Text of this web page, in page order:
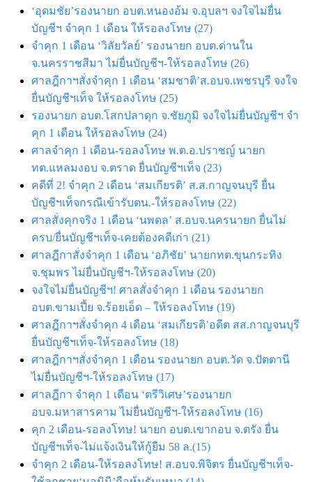
‘อุดมชัย’รองนายก อบต.หนองอ้ม จ.อุบลฯ จงใจไม่ยื่น
บัญชีฯ จำคุก 1 เดือน ให้รอลงโทษ (27)
จำคุก 1 เดือน ‘วิลัยวัลย์’ รองนายก อบต.ด่านใน
จ.นครราชสีมา ไม่ยื่นบัญชีฯ-ให้รอลงโทษ (26)
ศาลฎีกาฯสั่งจำคุก 1 เดือน ‘สมชาติ’ส.อบจ.เพชรบุรี จงใจ
ยื่นบัญชีฯเท็จ ให้รอลงโทษ (25)
รองนายก อบต.โสกปลาดุก จ.ชัยภูมิ จงใจไม่ยื่นบัญชีฯ จำ
คุก 1 เดือน ให้รอลงโทษ (24)
ศาลจำคุก 1 เดือน-รอลงโทษ พ.ต.อ.ปราชญ์ นายก
ทต.แหลมงอบ จ.ตราด ยื่นบัญชีฯเท็จ (23)
คดีที่ 2! จำคุก 2 เดือน ‘สมเกียรติ’ ส.ส.กาญจนบุรี ยื่น
บัญชีฯเท็จกรณีเข้ารับตน.-ให้รอลงโทษ (22)
ศาลสั่งคุกจริง 1 เดือน ‘นพดล’ ส.อบจ.นครนายก ยื่นไม่
ครบ/ยื่นบัญชีฯเท็จ-เคยต้องคดีเก่า (21)
ศาลฎีกาสั่งจำคุก 1 เดือน ‘อภิชัย’ นายกทต.ขุนกระทิง
จ.ชุมพร ไม่ยื่นบัญชีฯ-ให้รอลงโทษ (20)
จงใจไม่ยื่นบัญชีฯ! ศาลสั่งจำคุก 1 เดือน รองนายก
อบต.ขามเปี้ย จ.ร้อยเอ็ด – ให้รอลงโทษ (19)
ศาลฎีกาฯสั่งจำคุก 4 เดือน ‘สมเกียรติ’อดีต สส.กาญจนบุรี
ยื่นบัญชีฯเท็จ-ให้รอลงโทษ (18)
ศาลฎีกาฯสั่งจำคุก 1 เดือน รองนายก อบต.วัด จ.ปัตตานี
ไม่ยื่นบัญชีฯ-ให้รอลงโทษ (17)
ศาลฎีกา จำคุก 1 เดือน ‘ตรีวิเศษ’รองนายก
อบจ.มหาสารคาม ไม่ยื่นบัญชีฯ-ให้รอลงโทษ (16)
คุก 2 เดือน-รอลงโทษ! นายก อบต.เขากอบ จ.ตรัง ยื่น
บัญชีฯเท็จ-ไม่แจ้งเงินให้กู้ยืม 58 ล.(15)
จำคุก 2 เดือน-ให้รอลงโทษ! ส.อบจ.พิจิตร ยื่นบัญชีฯเท็จ-